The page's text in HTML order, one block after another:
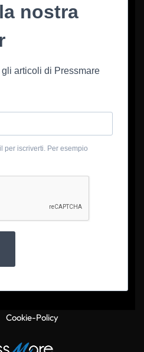
nostra
articoli di Pressmare
per iscriverti. Per esempio
Cookie-Policy